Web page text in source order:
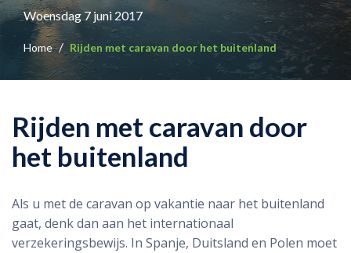
Woensdag 7 juni 2017
Home Rijden met caravan door het buitenland
Rijden met caravan door
het buitenland
Als u met de caravan op vakantie naar het buitenland
gaat, denk dan aan het internationaal
verzekeringsbewijs. In Spanje, Duitsland en Polen moet